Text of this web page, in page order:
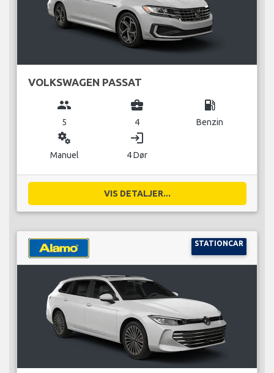
VOLKSWAGEN PASSAT
group
5
business_center
4
local_gas_station
Benzin
miscellaneous_services
Manuel
login
4 Dør
VIS DETALJER...
STATIONCAR